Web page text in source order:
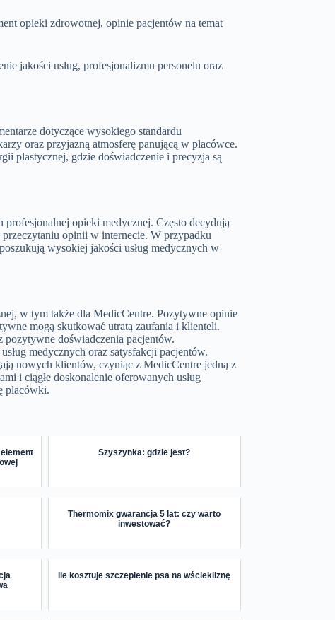
opieki zdrowotnej, opinie pacjentów na temat
jakości usług, profesjonalizmu personelu oraz
dotyczące wysokiego standardu
oraz przyjazną atmosferę panującą w placówce.
plastycznej, gdzie doświadczenie i precyzja są
opieki medycznej. Często decydują
opinii w internecie. W przypadku
wysokiej jakości usług medycznych w
w tym także dla MedicCentre. Pozytywne opinie
mogą skutkować utratą zaufania i klienteli.
pozytywne doświadczenia pacjentów.
medycznych oraz satysfakcji pacjentów.
nowych klientów, czyniąc z MedicCentre jedną z
i ciągłe doskonalenie oferowanych usług
placówki.
Szyszynka: gdzie jest?
Thermomix gwarancja 5 lat: czy warto
inwestować?
Ile kosztuje szczepienie psa na wściekliznę